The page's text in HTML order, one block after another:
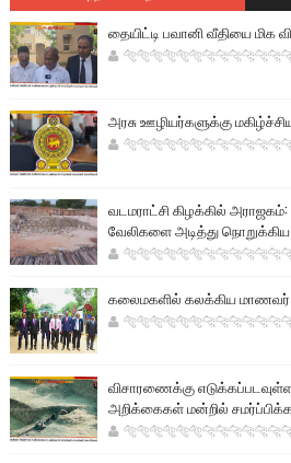
தையிட்டி பவானி வீதியை மிக
அரசு ஊழியர்களுக்கு
வடமராட்சி கிழக்கில்
வேலிகளை அடித்து
கலைமகளில் கலக்கிய மாணவர்
விசாரணைக்கு
அறிக்கைகள் மன்றில்